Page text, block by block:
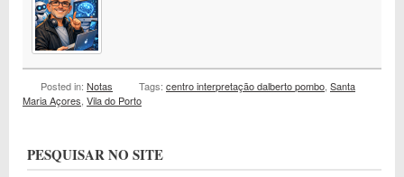
Posted in: Notas Tags: centro interpretação dalberto pombo, Santa
Maria Açores, Vila do Porto
PESQUISAR NO SITE